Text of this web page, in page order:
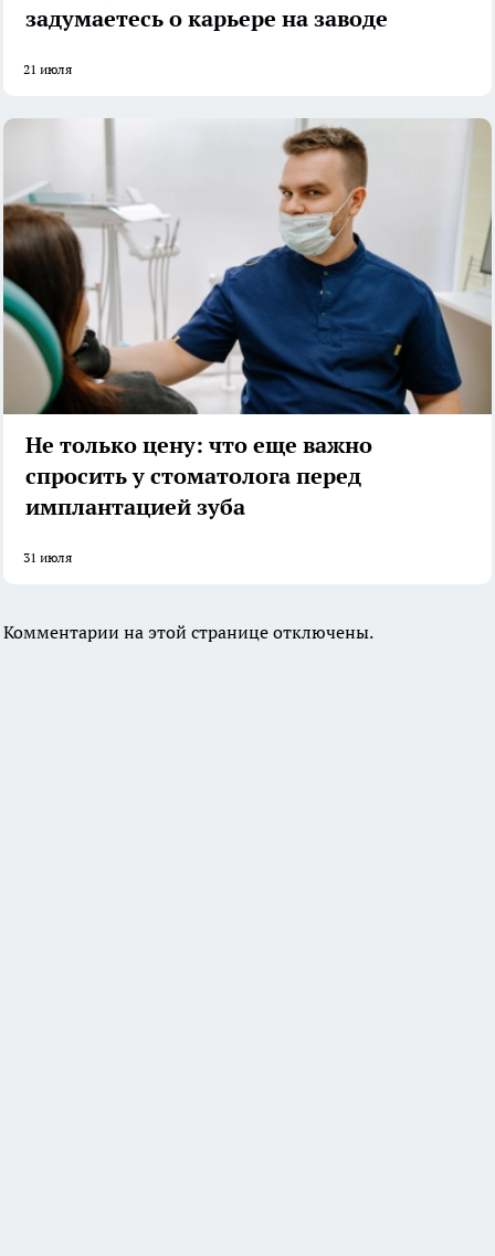
задумаетесь о карьере на заводе
21 июля
Не только цену: что еще важно
спросить у стоматолога перед
имплантацией зуба
31 июля
Комментарии на этой странице отключены.